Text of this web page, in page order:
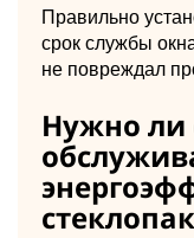
Правильно
срок службы
не повреждал
Нужно ли